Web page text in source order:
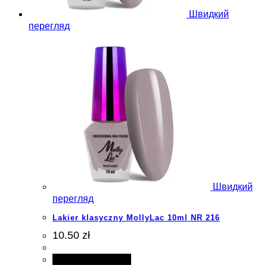
Швидкий
перегляд
Швидкий
перегляд
Lakier klasyczny MollyLac 10ml NR 216
10.50 zł